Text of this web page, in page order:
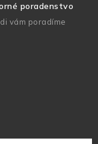
poradenstvo
vám poradíme